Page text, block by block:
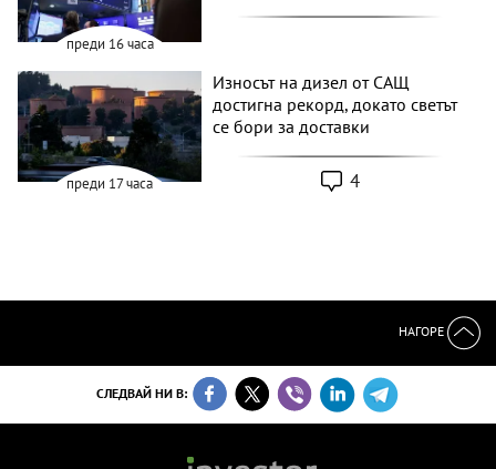
преди 16 часа
преди 17 часа
Износът на дизел от САЩ
достигна рекорд, докато светът
се бори за доставки
4
НАГОРЕ
СЛЕДВАЙ НИ В: